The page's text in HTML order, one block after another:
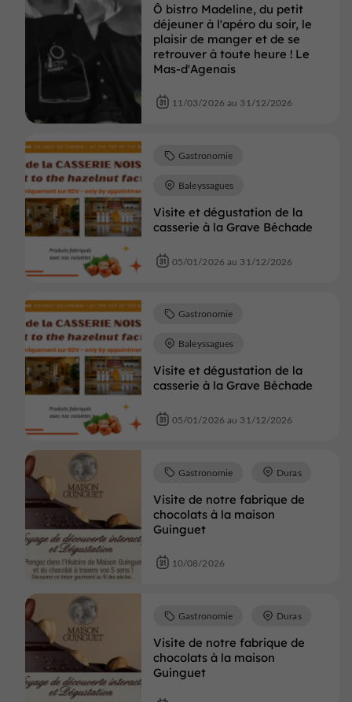
Ô bistro Madeline, du petit
déjeuner à l'apéro du soir, le
plaisir de manger et de se
retrouver à toute heure ! Le
Mas-d'Agenais
11/03/2026 au 31/12/2026
Visite et dégustation de la
casserie à la Grave Béchade
Gastronomie
Baleyssagues
05/01/2026 au 31/12/2026
Visite et dégustation de la
casserie à la Grave Béchade
Gastronomie
Baleyssagues
05/01/2026 au 31/12/2026
Visite de notre fabrique de
chocolats à la maison
Guinguet
Gastronomie Duras
10/08/2026
Visite de notre fabrique de
chocolats à la maison
Guinguet
Gastronomie Duras